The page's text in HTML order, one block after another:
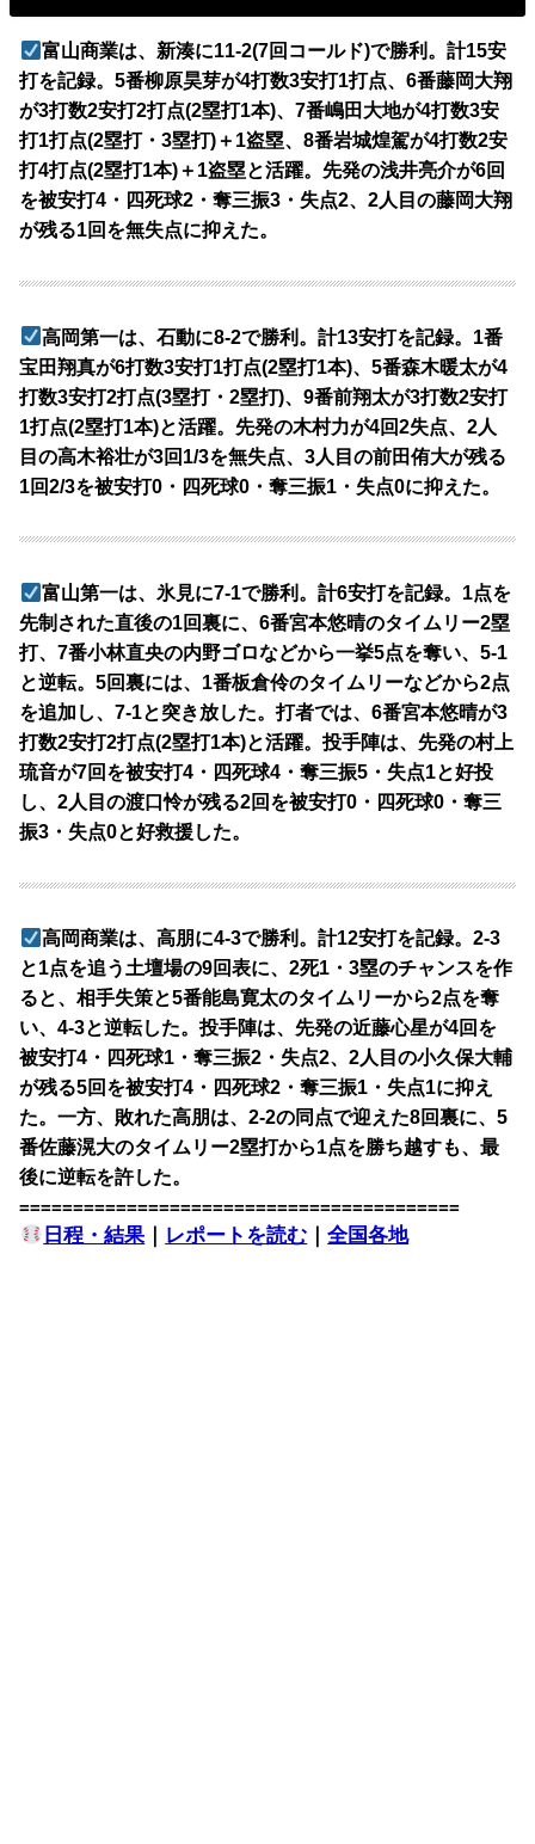
富山商業は、新湊に11-2(7回コールド)で勝利。計15安
打を記録。5番柳原昊芽が4打数3安打1打点、6番藤岡大翔
が3打数2安打2打点(2塁打1本)、7番嶋田大地が4打数3安
打1打点(2塁打・3塁打)＋1盗塁、8番岩城煌駕が4打数2安
打4打点(2塁打1本)＋1盗塁と活躍。先発の浅井亮介が6回
を被安打4・四死球2・奪三振3・失点2、2人目の藤岡大翔
が残る1回を無失点に抑えた。
高岡第一は、石動に8-2で勝利。計13安打を記録。1番
宝田翔真が6打数3安打1打点(2塁打1本)、5番森木暖太が4
打数3安打2打点(3塁打・2塁打)、9番前翔太が3打数2安打
1打点(2塁打1本)と活躍。先発の木村力が4回2失点、2人
目の高木裕壮が3回1/3を無失点、3人目の前田侑大が残る
1回2/3を被安打0・四死球0・奪三振1・失点0に抑えた。
富山第一は、氷見に7-1で勝利。計6安打を記録。1点を
先制された直後の1回裏に、6番宮本悠晴のタイムリー2塁
打、7番小林直央の内野ゴロなどから一挙5点を奪い、5-1
と逆転。5回裏には、1番板倉伶のタイムリーなどから2点
を追加し、7-1と突き放した。打者では、6番宮本悠晴が3
打数2安打2打点(2塁打1本)と活躍。投手陣は、先発の村上
琉音が7回を被安打4・四死球4・奪三振5・失点1と好投
し、2人目の渡口怜が残る2回を被安打0・四死球0・奪三
振3・失点0と好救援した。
高岡商業は、高朋に4-3で勝利。計12安打を記録。2-3
と1点を追う土壇場の9回表に、2死1・3塁のチャンスを作
ると、相手失策と5番能島寛太のタイムリーから2点を奪
い、4-3と逆転した。投手陣は、先発の近藤心星が4回を
被安打4・四死球1・奪三振2・失点2、2人目の小久保大輔
が残る5回を被安打4・四死球2・奪三振1・失点1に抑え
た。一方、敗れた高朋は、2-2の同点で迎えた8回裏に、5
番佐藤滉大のタイムリー2塁打から1点を勝ち越すも、最
後に逆転を許した。
=========================================
日程・結果｜ レポートを読む ｜全国各地